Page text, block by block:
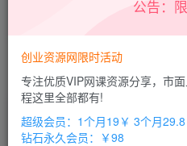
排序 更新 浏览 点赞 评论
营日入
公告：
创业资源网限时活动
专注优质VIP网课资源分享，市
程这里全部都有!
超级会员：1个月19￥ 3个月
钻石永久会员：￥98